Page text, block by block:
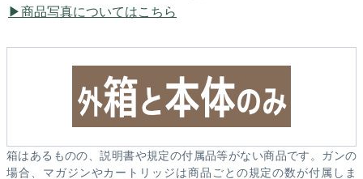
商品写真についてはこちら
箱はあるものの、説明書や規定の付属品等がない商品です。ガンの
場合、マガジンやカートリッジは商品ごとの規定の数が付属しま